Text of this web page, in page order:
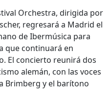
Orchestra, dirigida por
, regresará a Madrid el
deIbermúsica para
que continuará en
El concierto reunirá dos
alemán, con las voces
Brimberg y el barítono